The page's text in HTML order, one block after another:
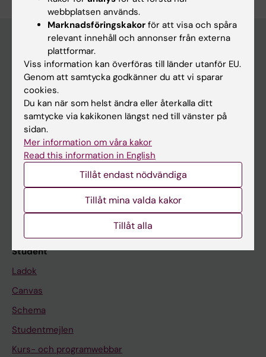
Huvudmeny
Utbildning
Forskarutbildning
Forskning
Om KI
Student
Ladok
Canvas
Schema
Studentmejlen
Kurs- och programwebbar
webbplatsen används.
Marknadsföringskakor för att visa och spåra
relevant innehåll och annonser från externa
plattformar.
Viss information kan överföras till länder utanför EU.
Genom att samtycka godkänner du att vi sparar
cookies.
Du kan när som helst ändra eller återkalla ditt
samtycke via kakikonen längst ned till vänster på
sidan.
Mer information om våra kakor
Read this information in English
Tillåt endast nödvändiga
Tillåt mina valda kakor
Tillåt alla